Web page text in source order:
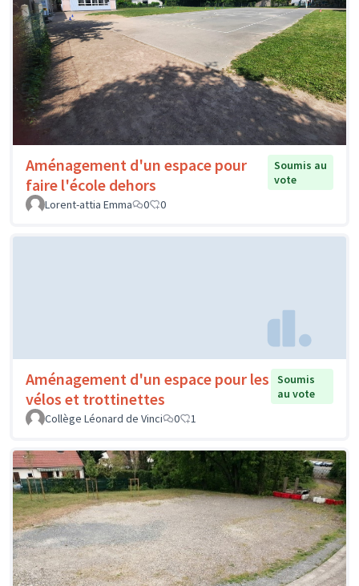
Aménagement d'un espace pour
faire l'école dehors
Soumis au
vote
Lorent-attia Emma
0 0
Aménagement d'un espace pour les
vélos et trottinettes
Soumis
au vote
Collège Léonard de Vinci
0 1